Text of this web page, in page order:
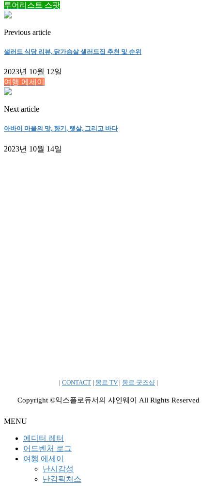
투어리스트 스팟
Previous article
샐러드 식당 리뷰, 닭가슴살 샐러드집 추천 및 순위
2023년 10월 12일
여행 에세이
Next article
아바이 마을의 맛, 향기, 햇살, 그리고 바다
2023년 10월 14일
| CONTACT | 몽르 TV | 몽르 굿즈샵 |
Copyright ©익스플로듀서의 샤인웨이 All Rights Reserved
MENU
에디터 레터
어드벤처 로그
여행 에세이
난시감성
난감픽처스